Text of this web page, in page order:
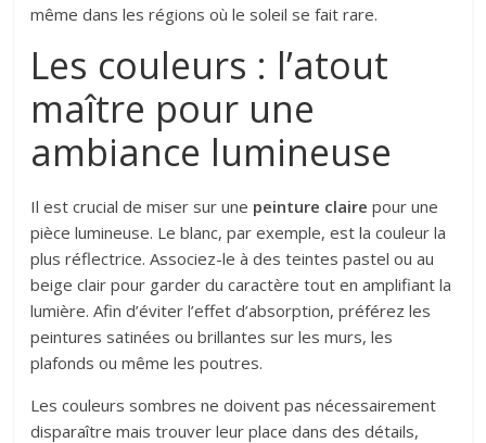
même dans les régions où le soleil se fait rare.
Les couleurs : l’atout
maître pour une
ambiance lumineuse
Il est crucial de miser sur une peinture claire pour une
pièce lumineuse. Le blanc, par exemple, est la couleur la
plus réflectrice. Associez-le à des teintes pastel ou au
beige clair pour garder du caractère tout en amplifiant la
lumière. Afin d’éviter l’effet d’absorption, préférez les
peintures satinées ou brillantes sur les murs, les
plafonds ou même les poutres.
Les couleurs sombres ne doivent pas nécessairement
disparaître mais trouver leur place dans des détails,